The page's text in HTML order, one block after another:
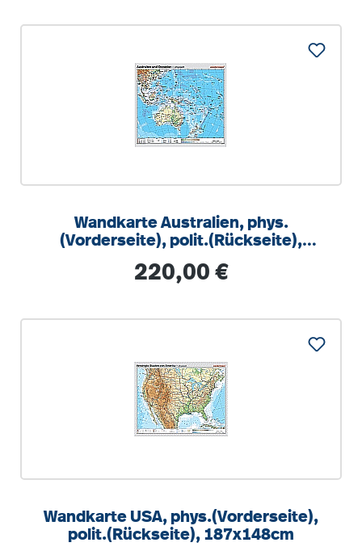
Wandkarte Australien, phys.
(Vorderseite), polit.(Rückseite),
Regulärer Preis:
220,00 €
Wandkarte USA, phys.(Vorderseite),
polit.(Rückseite), 187x148cm